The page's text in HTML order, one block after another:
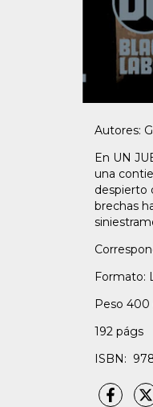
Autores:
En UN
una
despierto
brechas
Formato:
Peso 400
192 págs
ISBN: